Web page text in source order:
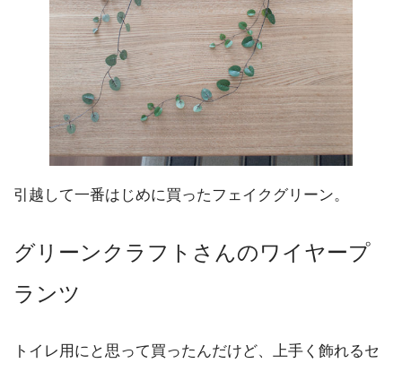
引越して一番はじめに買ったフェイクグリーン。
グリーンクラフトさんのワイヤープ
ランツ
トイレ用にと思って買ったんだけど、上手く飾れるセ